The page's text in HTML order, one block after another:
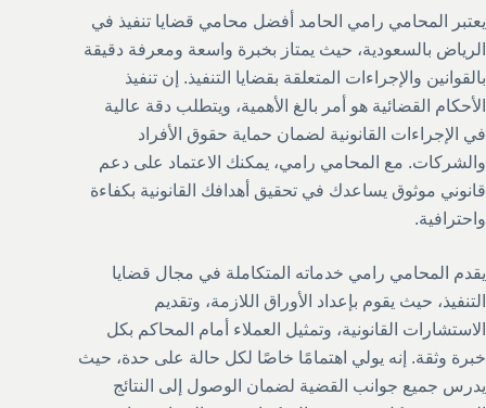
يعتبر المحامي رامي الحامد أفضل محامي قضايا تنفيذ في
الرياض بالسعودية، حيث يمتاز بخبرة واسعة ومعرفة دقيقة
بالقوانين والإجراءات المتعلقة بقضايا التنفيذ. إن تنفيذ
الأحكام القضائية هو أمر بالغ الأهمية، ويتطلب دقة عالية
في الإجراءات القانونية لضمان حماية حقوق الأفراد
والشركات. مع المحامي رامي، يمكنك الاعتماد على دعم
قانوني موثوق يساعدك في تحقيق أهدافك القانونية بكفاءة
واحترافية.
يقدم المحامي رامي خدماته المتكاملة في مجال قضايا
التنفيذ، حيث يقوم بإعداد الأوراق اللازمة، وتقديم
الاستشارات القانونية، وتمثيل العملاء أمام المحاكم بكل
خبرة وثقة. إنه يولي اهتمامًا خاصًا لكل حالة على حدة، حيث
يدرس جميع جوانب القضية لضمان الوصول إلى النتائج